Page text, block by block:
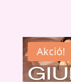
Akció!